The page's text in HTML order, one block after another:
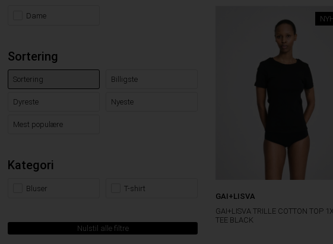
Dame
Sortering
Sortering Billigste
Dyreste Nyeste
Mest populære
Kategori
Bluser T-shirt
Nulstil alle filtre
GAI+LISVA
GAI+LISVA TRILLE COTTON TOP
TEE BLACK